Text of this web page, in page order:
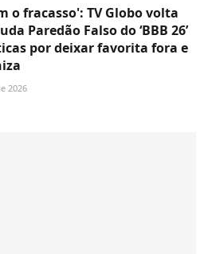
o fracasso': TV Globo volta
Paredão Falso do ‘BBB 26’
por deixar favorita fora e
2026